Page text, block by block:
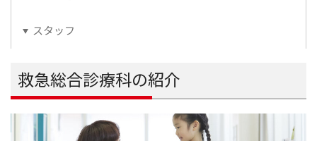
スタッフ
救急総合診療科の紹介